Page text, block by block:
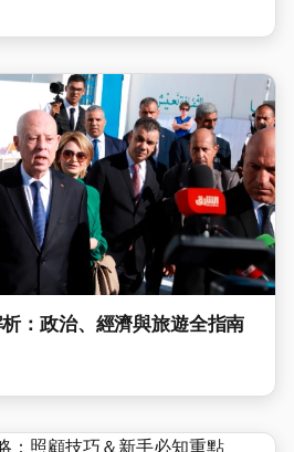
：政治、經濟與旅遊全指南